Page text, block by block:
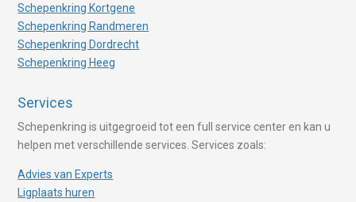
Schepenkring Kortgene
Schepenkring Randmeren
Schepenkring Dordrecht
Schepenkring Heeg
Services
Schepenkring is uitgegroeid tot een full service center en kan u
helpen met verschillende services. Services zoals:
Advies van Experts
Ligplaats huren